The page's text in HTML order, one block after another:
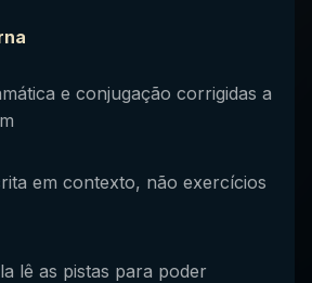
e conjugação corrigidas a
em contexto, não exercícios
lê as pistas para poder